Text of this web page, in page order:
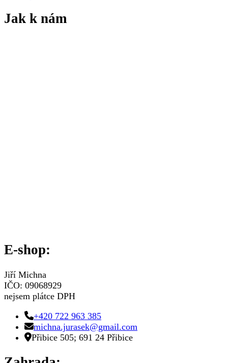
Jak k nám
E-shop:
Jiří Michna
IČO: 09068929
nejsem plátce DPH
+420 722 963 385
michna.jurasek@gmail.com
Přibice 505; 691 24 Přibice